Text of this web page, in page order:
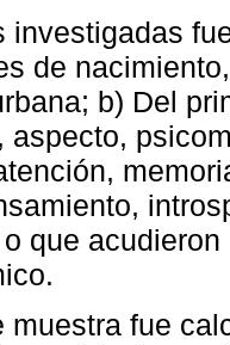
investigadas
de
b) Del
aspecto,
que
muestra fue